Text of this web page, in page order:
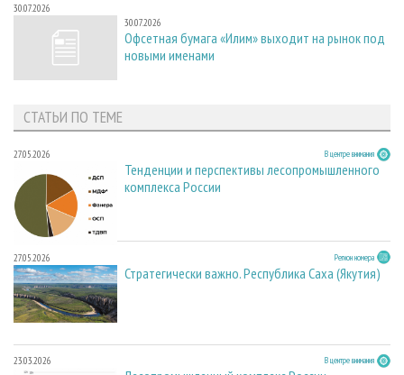
30.07.2026
30.07.2026
Офсетная бумага «Илим» выходит на рынок под
новыми именами
СТАТЬИ ПО ТЕМЕ
27.05.2026 В центре внимания
Тенденции и перспективы лесопромышленного
комплекса России
27.05.2026 Регион номера
Стратегически важно. Республика Саха (Якутия)
23.03.2026 В центре внимания